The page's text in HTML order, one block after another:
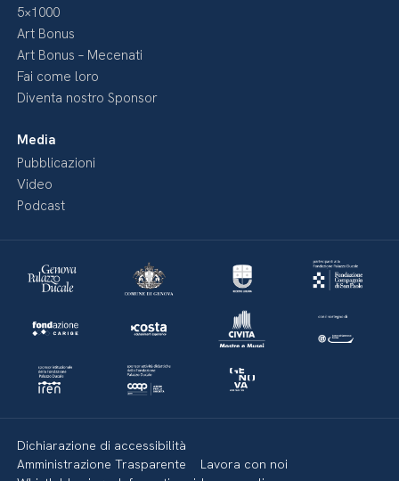
5×1000
Art Bonus
Art Bonus – Mecenati
Fai come loro
Diventa nostro Sponsor
Media
Pubblicazioni
Video
Podcast
Dichiarazione di accessibilità
Amministrazione Trasparente
Lavora con noi